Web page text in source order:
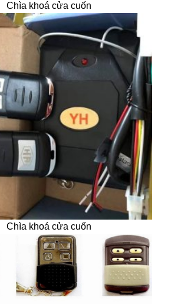
Chìa khoá cửa cuốn
Chìa khoá cửa cuốn